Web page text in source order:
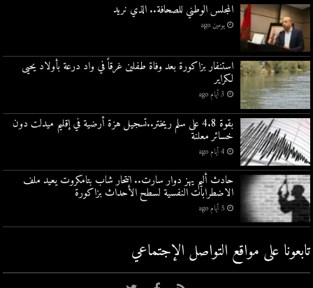
المجلس الوطني للصحافة.. الذي نريد
يومين ago
استنفار بزاكورة بعد وفاة طفلين غرقاً في واد درعة بأولاد يحيى
لكراير
3 أيام ago
بقوة 4.8 على سلم ريختر..تسجيل هزة أرضية في إقليم ميدلت دون
خسائر معلنة
4 أيام ago
حادث أليم يهز دوار سارت.. انتحار شاب بتامكروت يعيد ملف
الاضطرابات النفسية لسطح الأحداث بزاكورة
5 أيام ago
تابعونا على مواقع التواصل اﻹجتماعي